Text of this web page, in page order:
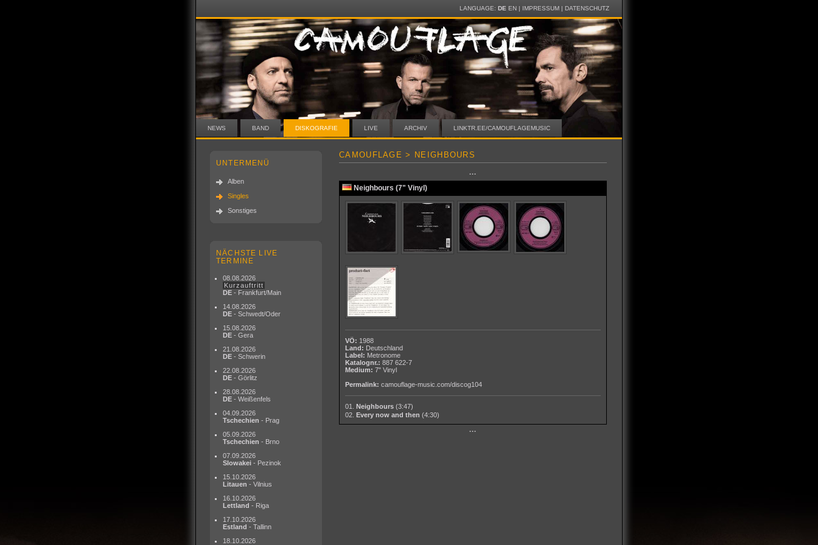
LANGUAGE: DE EN| IMPRESSUM| DATENSCHUTZ
NEWS BAND DISKOGRAFIE LIVE ARCHIV LINKTR.EE/CAMOUFLAGEMUSIC
UNTERMENÜ
Alben
Singles
Sonstiges
NÄCHSTE LIVE
TERMINE
08.08.2026
Kurzauftritt
DE - Frankfurt/Main
14.08.2026
DE - Schwedt/Oder
15.08.2026
DE - Gera
21.08.2026
DE - Schwerin
22.08.2026
DE - Görlitz
28.08.2026
DE - Weißenfels
04.09.2026
Tschechien - Prag
05.09.2026
Tschechien - Brno
07.09.2026
Slowakei - Pezinok
15.10.2026
Litauen - Vilnius
16.10.2026
Lettland - Riga
17.10.2026
Estland - Tallinn
18.10.2026
CAMOUFLAGE > NEIGHBOURS
···
Neighbours (7" Vinyl)
VÖ: 1988
Land: Deutschland
Label: Metronome
Katalognr.: 887 622-7
Medium: 7" Vinyl
Permalink: camouflage-music.com/discog104
01. Neighbours (3:47)
02. Every now and then (4:30)
···